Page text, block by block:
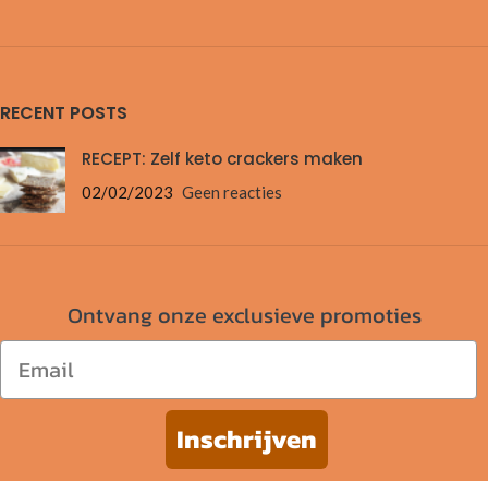
RECENT POSTS
RECEPT: Zelf keto crackers maken
02/02/2023 Geen reacties
Ontvang onze exclusieve promoties
Email
Inschrijven